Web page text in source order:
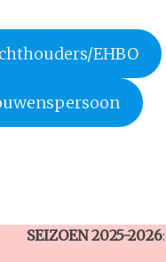
EHBO
SEIZOEN 2025-2026: